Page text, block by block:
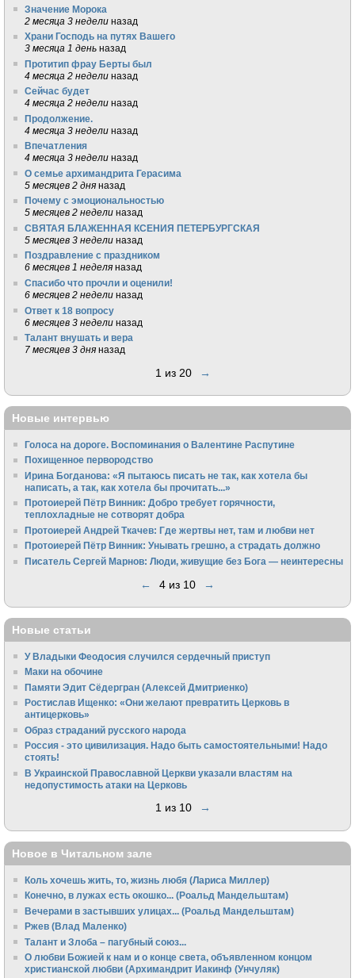
Значение Морока
2 месяца 3 недели назад
Храни Господь на путях Вашего
3 месяца 1 день назад
Протитип фрау Берты был
4 месяца 2 недели назад
Сейчас будет
4 месяца 2 недели назад
Продолжение.
4 месяца 3 недели назад
Впечатления
4 месяца 3 недели назад
О семье архимандрита Герасима
5 месяцев 2 дня назад
Почему с эмоциональностью
5 месяцев 2 недели назад
СВЯТАЯ БЛАЖЕННАЯ КСЕНИЯ ПЕТЕРБУРГСКАЯ
5 месяцев 3 недели назад
Поздравление с праздником
6 месяцев 1 неделя назад
Спасибо что прочли и оценили!
6 месяцев 2 недели назад
Ответ к 18 вопросу
6 месяцев 3 недели назад
Талант внушать и вера
7 месяцев 3 дня назад
1 из 20 →
Новые интервью
Голоса на дороге. Воспоминания о Валентине Распутине
Похищенное первородство
Ирина Богданова: «Я пытаюсь писать не так, как хотела бы
написать, а так, как хотела бы прочитать...»
Протоиерей Пётр Винник: Добро требует горячности,
теплохладные не сотворят добра
Протоиерей Андрей Ткачев: Где жертвы нет, там и любви нет
Протоиерей Пётр Винник: Унывать грешно, а страдать должно
Писатель Сергей Марнов: Люди, живущие без Бога — неинтересны
← 4 из 10 →
Новые статьи
У Владыки Феодосия случился сердечный приступ
Маки на обочине
Памяти Эдит Сёдергран (Алексей Дмитриенко)
Ростислав Ищенко: «Они желают превратить Церковь в
антицерковь»
Образ страданий русского народа
Россия - это цивилизация. Надо быть самостоятельными! Надо
стоять!
В Украинской Православной Церкви указали властям на
недопустимость атаки на Церковь
1 из 10 →
Новое в Читальном зале
Коль хочешь жить, то, жизнь любя (Лариса Миллер)
Конечно, в лужах есть окошко... (Роальд Мандельштам)
Вечерами в застывших улицах... (Роальд Мандельштам)
Ржев (Влад Маленко)
Талант и Злоба – пагубный союз...
О любви Божией к нам и о конце света, объявленном концом
христианской любви (Архимандрит Иакинф (Унчуляк)